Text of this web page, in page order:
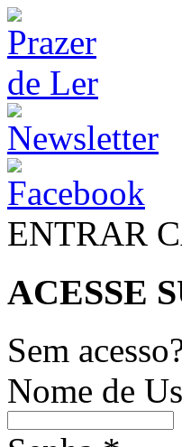
ENTRAR
ACESSE
Sem
Nome de